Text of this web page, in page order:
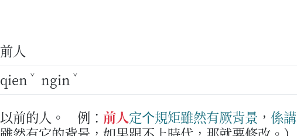
前人
qien ˇ ngin ˇ
以前的人。 例： 前人定个規矩雖然有厥背景 ， 係講